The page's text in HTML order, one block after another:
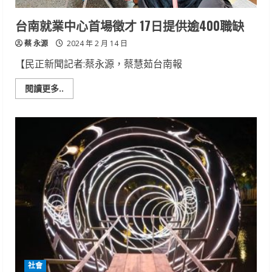
台南就業中心首場徵才 17日提供逾400職缺
蔡 永源 2024 年 2 月 14 日
【民正新聞記者:蔡永源，蔡慧茹台南報
閱讀更多..
more
業
中
心
首
場
徵
才
17
日
提
供
逾
400
職
缺
社會